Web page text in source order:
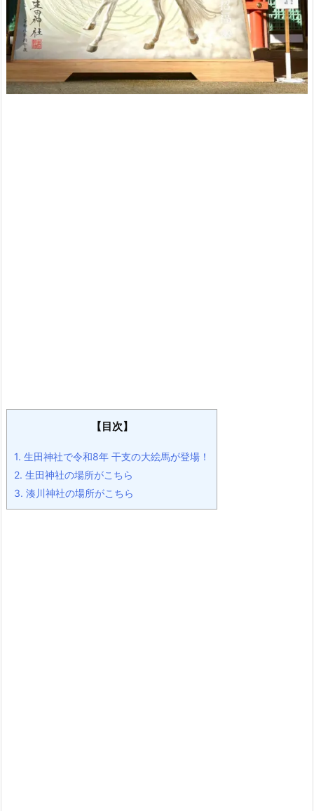
【目次】
1. 生田神社で令和8年 干支の大絵馬が登場！
2. 生田神社の場所がこちら
3. 湊川神社の場所がこちら